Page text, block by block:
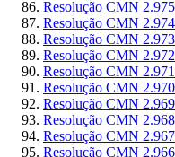
Resolução CMN
Resolução CMN
Resolução CMN
Resolução CMN
Resolução CMN
Resolução CMN
Resolução CMN
Resolução CMN
Resolução CMN
Resolução CMN